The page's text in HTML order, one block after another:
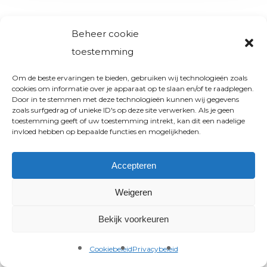
Beheer cookie
toestemming
Om de beste ervaringen te bieden, gebruiken wij technologieën zoals
cookies om informatie over je apparaat op te slaan en/of te raadplegen.
Door in te stemmen met deze technologieën kunnen wij gegevens
zoals surfgedrag of unieke ID's op deze site verwerken. Als je geen
toestemming geeft of uw toestemming intrekt, kan dit een nadelige
invloed hebben op bepaalde functies en mogelijkheden.
Accepteren
Weigeren
Bekijk voorkeuren
CookiebeleidPrivacybeleid